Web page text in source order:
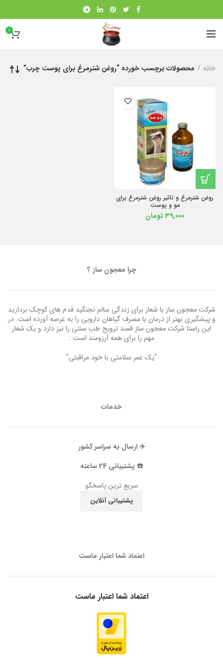
0
خانه محصولات برچسب خورده “روغن شترمرغ برای پوست چرب”
روغن شترمرغ و تاثیر روغن شترمرغ برای
مو و پوست
39,000 تومان
چرا معجون ساز ؟
شرکت معجون ساز با شعار برای زندگی سالم نجنگید قدم های کوچک بردارید
و پیشگیری بهتر از درمان با مصرف گیاهان دارویی را به عرصه آورده است. در
این راستا شرکت معجون ساز قصد ترویج طب سنتی را نیز دارد و یک شعار
مهم را برای همه آرزومند است :
“یک عمر سلامتی با خود مراقبتی”
خدمات
✈️ ارسال به سراسر کشور
☎️ پشتیبانی 24 ساعته
سریع ترین پاسخگو
پشتیبانی آنلاین
اعتماد شما اعتبار ماست
اعتماد شما اعتبار ماست